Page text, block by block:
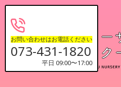
お問い合わせはお電話ください
073-431-1820
平日 09:00〜17:00